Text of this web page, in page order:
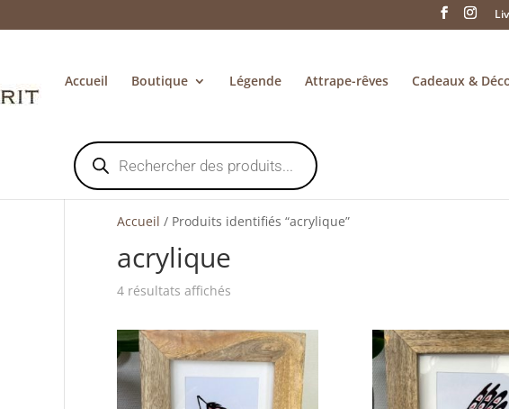
Accueil Boutique Légende Attrape-rêves Cadeaux &
Recherche
de
produits
Accueil / Produits identifiés “acrylique”
acrylique
4 résultats affichésTrié
plus
récent